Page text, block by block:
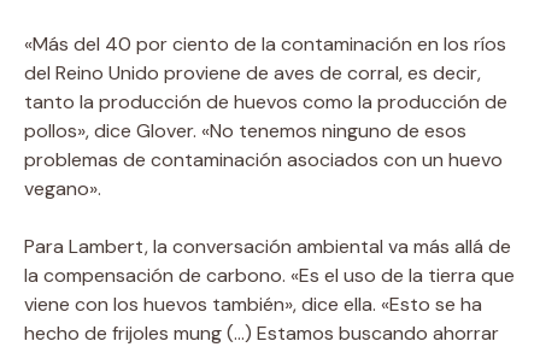
«Más del 40 por ciento de la contaminación en los ríos
del Reino Unido proviene de aves de corral, es decir,
tanto la producción de huevos como la producción de
pollos», dice Glover. «No tenemos ninguno de esos
problemas de contaminación asociados con un huevo
vegano».
Para Lambert, la conversación ambiental va más allá de
la compensación de carbono. «Es el uso de la tierra que
viene con los huevos también», dice ella. «Esto se ha
hecho de frijoles mung (…) Estamos buscando ahorrar